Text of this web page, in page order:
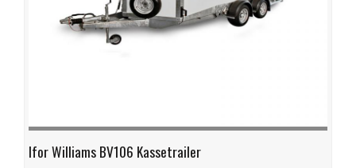
Ifor Williams BV106 Kassetrailer